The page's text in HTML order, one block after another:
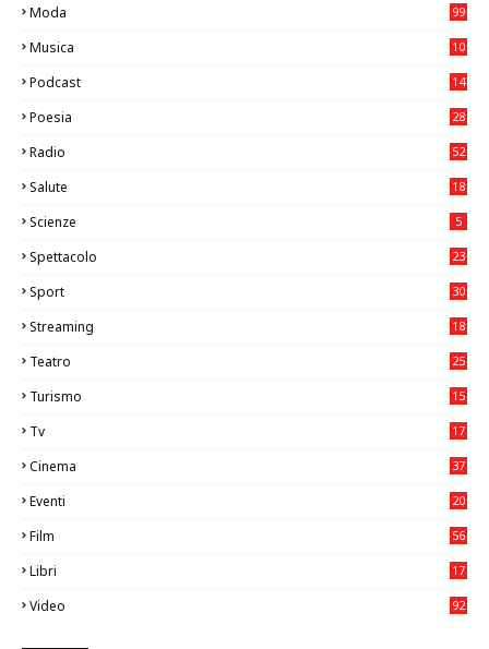
Moda 99
Musica
10
Podcast 14
Poesia 28
Radio 52
Salute
18
Scienze 5
Spettacolo 23
Sport
30
Streaming 18
Teatro
25
Turismo
15
Tv
17
Cinema
37
Eventi
20
Film
56
Libri
17
Video
92